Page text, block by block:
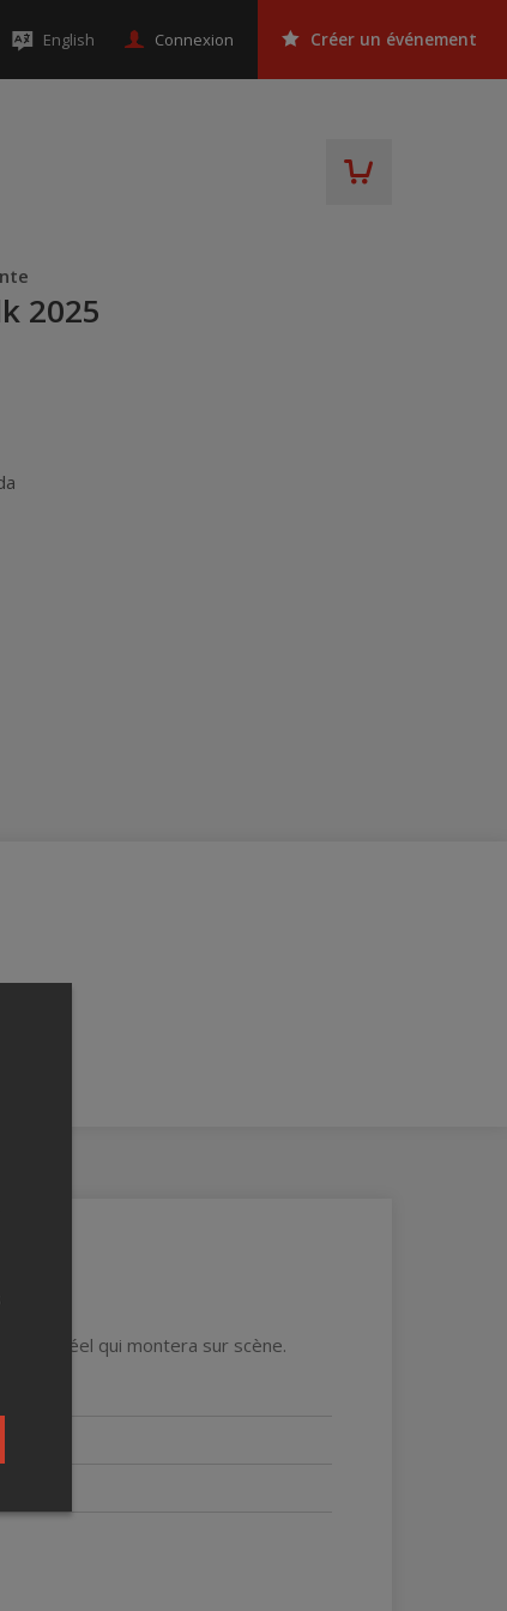
English Connexion Créer un événement
2025
réel qui montera sur scène.